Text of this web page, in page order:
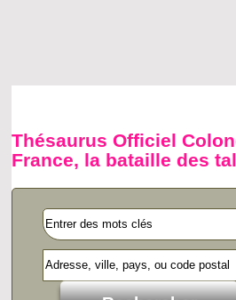
Thésaurus Officiel
France, la bataille des